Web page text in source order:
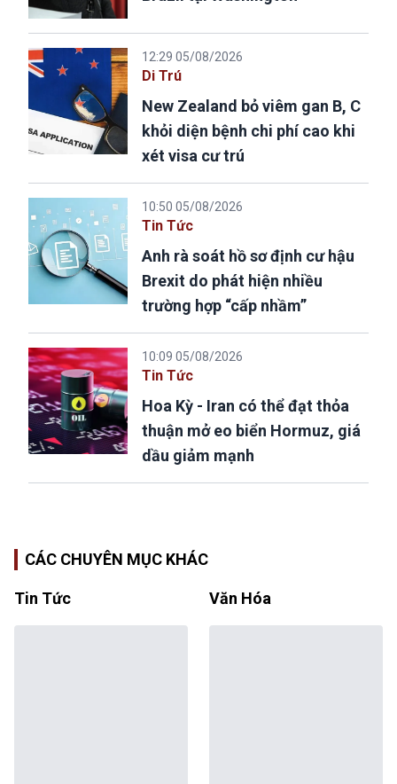
12:29 05/08/2026
Di Trú
New Zealand bỏ viêm gan B, C
khỏi diện bệnh chi phí cao khi
xét visa cư trú
10:50 05/08/2026
Tin Tức
Anh rà soát hồ sơ định cư hậu
Brexit do phát hiện nhiều
trường hợp “cấp nhầm”
10:09 05/08/2026
Tin Tức
Hoa Kỳ - Iran có thể đạt thỏa
thuận mở eo biển Hormuz, giá
dầu giảm mạnh
CÁC CHUYÊN MỤC KHÁC
Tin Tức Văn Hóa